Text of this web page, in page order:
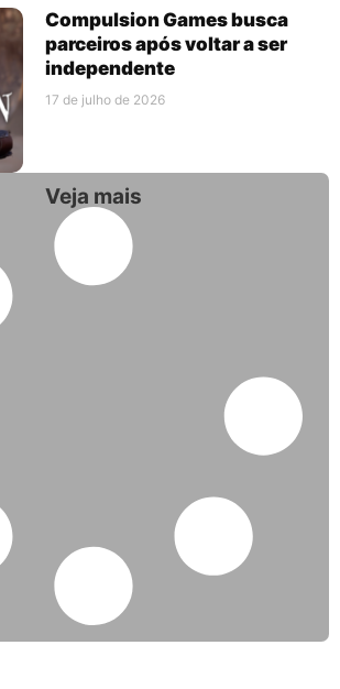
Compulsion Games busca
parceiros após voltar a ser
independente
17 de julho de 2026
Veja mais